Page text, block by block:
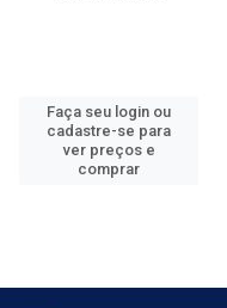
Faça seu login ou
cadastre-se para
ver preços e
comprar